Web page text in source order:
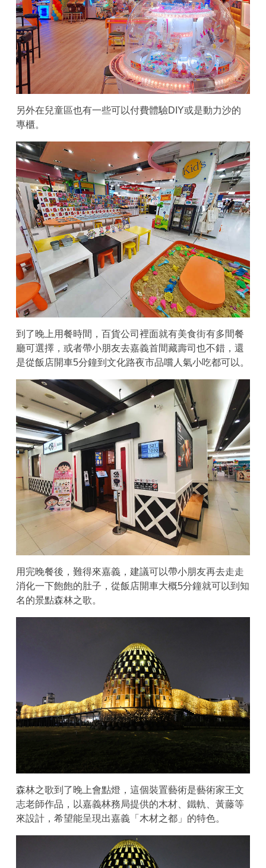
另外在兒童區也有一些可以付費體驗DIY或是動力沙的
專櫃。
到了晚上用餐時間，百貨公司裡面就有美食街有多間餐
廳可選擇，或者帶小朋友去嘉義首間藏壽司也不錯，還
是從飯店開車5分鐘到文化路夜市品嚐人氣小吃都可以。
用完晚餐後，難得來嘉義，建議可以帶小朋友再去走走
消化一下飽飽的肚子，從飯店開車大概5分鐘就可以到知
名的景點森林之歌。
森林之歌到了晚上會點燈，這個裝置藝術是藝術家王文
志老師作品，以嘉義林務局提供的木材、鐵軌、黃藤等
來設計，希望能呈現出嘉義「木材之都」的特色。